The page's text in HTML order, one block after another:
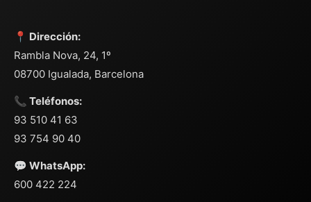
📍 Dirección:
Rambla Nova, 24, 1º
08700 Igualada, Barcelona
📞 Teléfonos:
93 510 41 63
93 754 90 40
💬 WhatsApp:
600 422 224